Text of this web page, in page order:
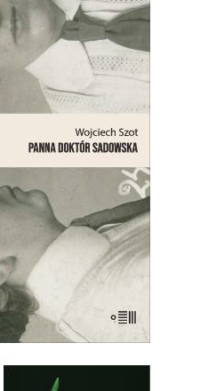
DO KOSZYKA
SADOWSKA
naukowczyni,
feministce,
lesbijce – bohaterce
skandali
międzywojennej
21.00zł